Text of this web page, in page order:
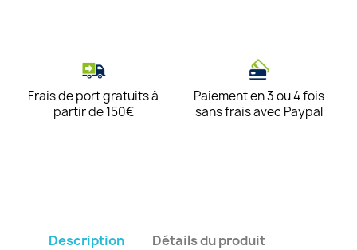
Frais de port gratuits à
partir de 150€
Paiement en 3 ou 4 fois
sans frais avec Paypal
Description
Détails du produit